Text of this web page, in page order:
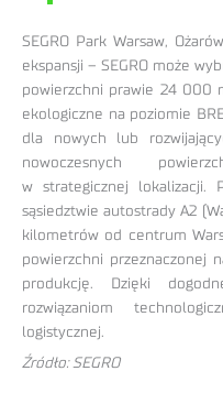
SEGRO Park Warsaw,
ekspansji – SEGRO może
powierzchni prawie 24 000
ekologiczne na poziomie
dla nowych lub
nowoczesnych
w strategicznej lokalizacji.
sąsiedztwie autostrady A2
kilometrów od centrum
powierzchni przeznaczonej
produkcję. Dzięki
rozwiązaniom
logistycznej.
Źródło: SEGRO